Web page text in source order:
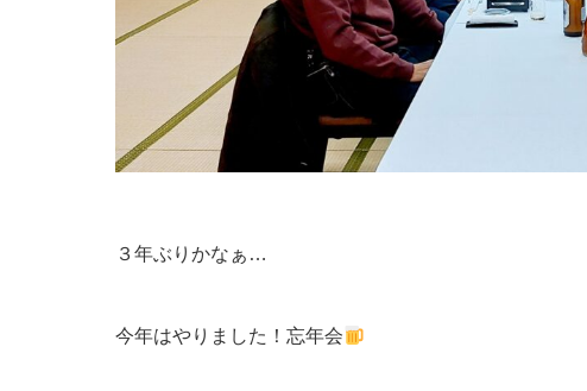
３年ぶりかなぁ…
今年はやりました！忘年会